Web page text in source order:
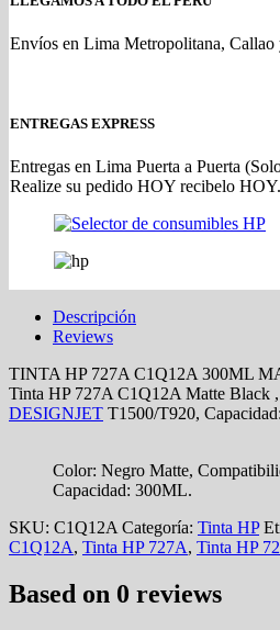
Envíos en Lima Metropolitana, Callao
ENTREGAS EXPRESS
Entregas en Lima Puerta a Puerta
Realize su pedido HOY recibelo HOY.
Descripción
Reviews
TINTA HP 727A C1Q12A 300ML
Tinta HP 727A C1Q12A Matte Black
DESIGNJET T1500/T920,
Color: Negro Matte,
Capacidad: 300ML.
SKU: C1Q12A Categoría: Tinta HP
C1Q12A, Tinta HP 727A, Tinta HP
Based on 0 reviews